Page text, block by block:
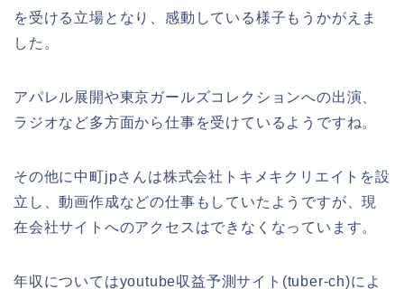
を受ける立場となり、感動している様子もうかがえま
した。
アパレル展開や東京ガールズコレクションへの出演、
ラジオなど多方面から仕事を受けているようですね。
その他に中町jpさんは株式会社トキメキクリエイトを設
立し、動画作成などの仕事もしていたようですが、現
在会社サイトへのアクセスはできなくなっています。
年収についてはyoutube収益予測サイト(tuber-ch)によ